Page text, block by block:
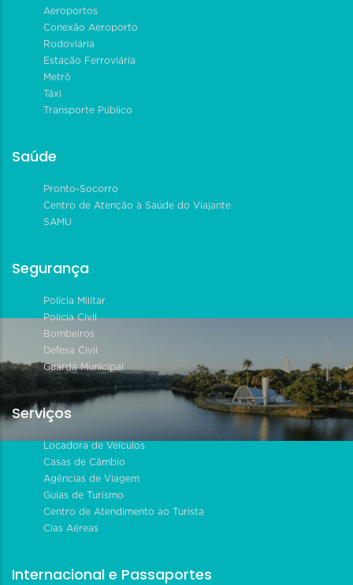
Aeroportos
Conexão Aeroporto
Rodoviária
Estação Ferroviária
Metrô
Táxi
Transporte Público
Saúde
Pronto-Socorro
Centro de Atenção à Saúde do Viajante
SAMU
Segurança
Polícia Militar
Polícia Civil
Bombeiros
Defesa Civil
Guarda Municipal
Serviços
Locadora de Veículos
Casas de Câmbio
Agências de Viagem
Guias de Turismo
Centro de Atendimento ao Turista
Cias Aéreas
Internacional e Passaportes